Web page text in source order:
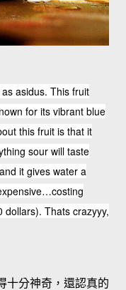
asidus. This fruit
for its vibrant blue
this fruit is that it
sour will taste
it gives water a
dollars). Thats crazyyy,
十分神奇，還認真的